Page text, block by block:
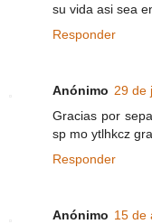
su vida asi sea
Responder
Anónimo 29 de
Gracias por
sp mo ytlhkcz
Responder
Anónimo 15 de